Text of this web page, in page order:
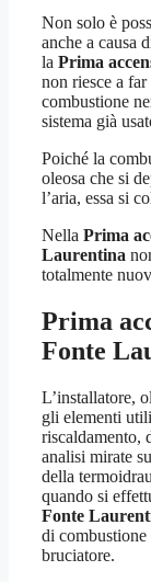
Non solo è
anche a causa
la Prima
non riesce a
combustione
sistema già
Poiché la
oleosa che si
l’aria, essa si
Nella Prima
Laurentina
totalmente
Prima
Fonte
L’installatore,
gli elementi
riscaldamento,
analisi mirate
della
quando si
Fonte
di combustione
bruciatore.